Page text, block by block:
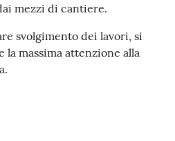
mezzi di cantiere.
svolgimento dei lavori, si
massima attenzione alla